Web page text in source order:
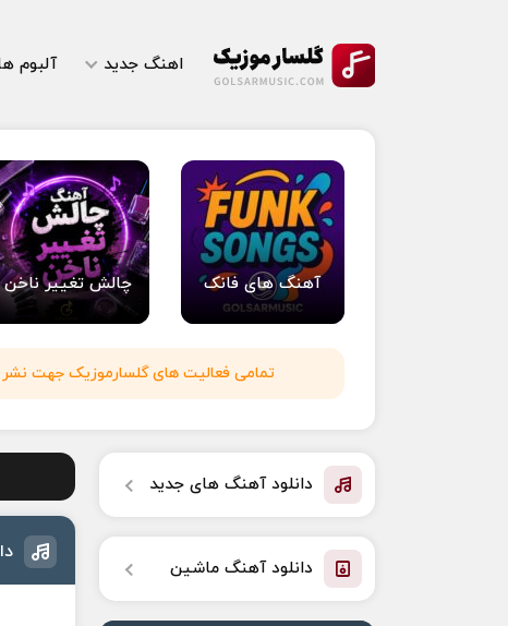
اهنگ جدید آلبوم
آهنگ های فانک چالش تغییر ناخن
تمامی فعالیت های گلسارموزیک جهت نشر
دانلود آهنگ های جدید
دانلود آهنگ ماشین